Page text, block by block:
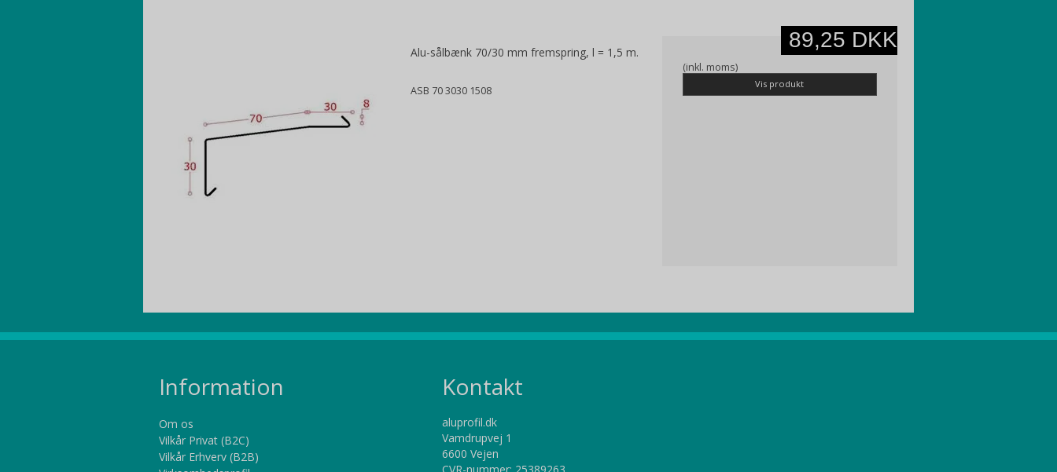
Alu-sålbænk 70/30 mm fremspring, l = 1,5 m.
ASB 70 3030 1508
89,25 DKK
(inkl. moms)
Vis produkt
Information
Om os
Vilkår Privat (B2C)
Vilkår Erhverv (B2B)
Kontakt
aluprofil.dk
Vamdrupvej 1
6600 Vejen